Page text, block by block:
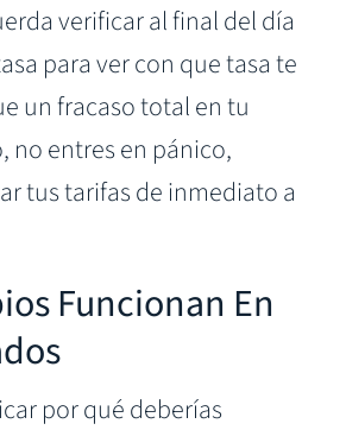
verificar al final del día
para ver con que tasa te
un fracaso total en tu
no entres en pánico,
tus tarifas de inmediato a
Funcionan En
por qué deberías